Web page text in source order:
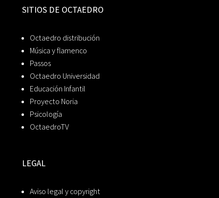
SITIOS DE OCTAEDRO
Octaedro distribución
Música y flamenco
Passos
Octaedro Universidad
Educación Infantil
Proyecto Noria
Psicología
OctaedroTV
LEGAL
Aviso legal y copyright